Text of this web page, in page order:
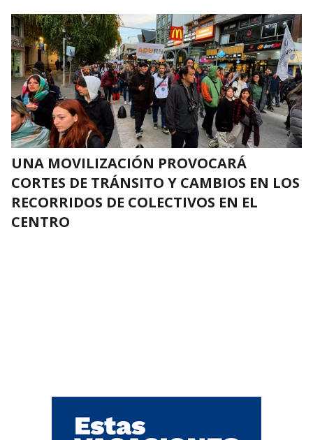
UNA MOVILIZACIÓN PROVOCARÁ
CORTES DE TRÁNSITO Y CAMBIOS EN LOS
RECORRIDOS DE COLECTIVOS EN EL
CENTRO